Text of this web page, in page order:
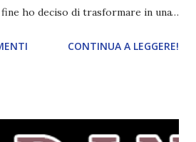
ho deciso di trasformare in una
quindi eccomi qui con il post delle
perché ogni libro letto può
CONTINUA A LEGGERE!